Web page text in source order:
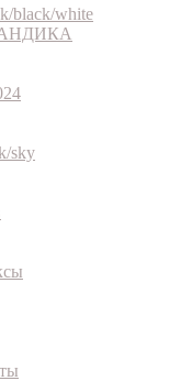
black/white
sky